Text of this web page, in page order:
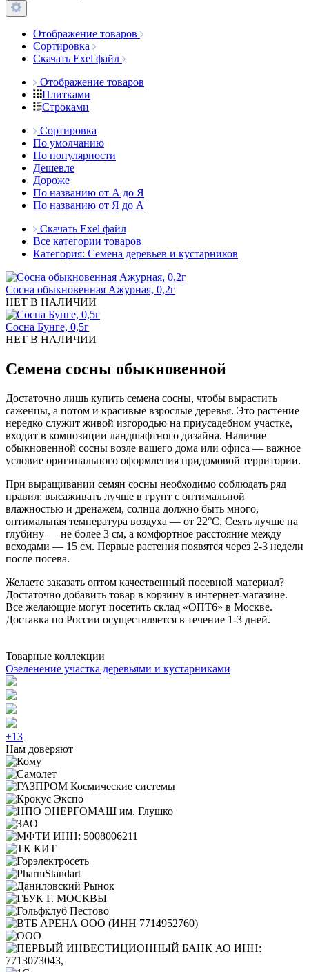
Отображение товаров
Сортировка
Скачать Exel файл
Отображение товаров
Плитками
Строками
Сортировка
По умолчанию
По популярности
Дешевле
Дороже
По названию от А до Я
По названию от Я до А
Скачать Exel файл
Все категории товаров
Категория: Семена деревьев и кустарников
Сосна обыкновенная Ажурная, 0,2г
НЕТ В НАЛИЧИИ
Сосна Бунге, 0,5г
НЕТ В НАЛИЧИИ
Семена сосны обыкновенной
Достаточно лишь купить семена сосны, чтобы вырастить
саженцы, а потом и красивые взрослые деревья. Это растение
нередко служит живой изгородью на приусадебном участке,
входит в композиции ландшафтного дизайна. Наличие
обыкновенной сосны возле вашего дома или офиса — важное
условие оригинального оформления придомовой территории.
При выращивании семян сосны необходимо соблюдать ряд
правил: высаживать лучше в грунт с оптимальной
влажностью и дренажем, солнца должно быть много,
оптимальная температура воздуха — от 22°С. Сеять лучше на
глубину — не более 3 см, а комфортное расстояние между
всходами — 15 см. Первые растения появятся через 2-3 недели
после посева.
Желаете заказать оптом качественный посевной материал?
Достаточно добавить товар в корзину в интернет-магазине.
Все желающие могут посетить склад «ОПТ6» в Москве.
Доставка по России осуществляется в течение 1-3 дней.
Товарные коллекции
Озеленение участка деревьями и кустарниками
+13
Нам доверяют